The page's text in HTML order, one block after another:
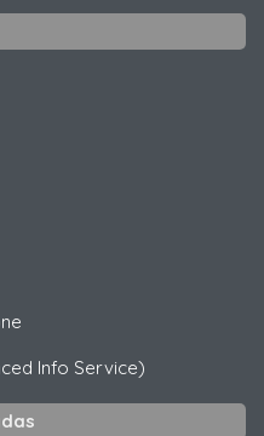
Info Service)